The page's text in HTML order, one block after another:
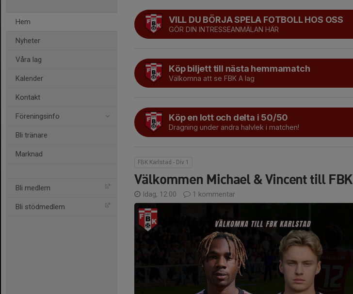
Hem
Nyheter
Våra lag
Kalender
Kontakt
Föreningsinfo
Bli tränare
Marknad
Bli medlem
Bli stödmedlem
VILL DU BÖRJA SPELA FOTBOLL HOS OSS
GÖR DIN INTRESSEANMÄLAN HÄR
Köp biljett till nästa hemmamatch
Välkomna att se FBK A lag
Köp en lott och delta i 50/50
Dragning under andra halvlek i matchen!
FBK Karlstad - Div 1
Välkommen Michael & Vincent till FBK
Idag, 12:00 1 kommentar